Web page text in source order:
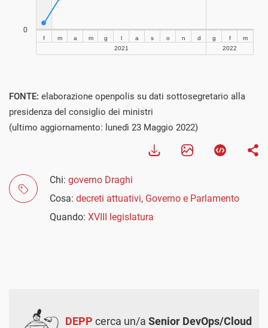
FONTE: elaborazione openpolis su dati sottosegretario alla
presidenza del consiglio dei ministri
(ultimo aggiornamento: lunedì 23 Maggio 2022)
Chi: governo Draghi
Cosa: decreti attuativi, Governo e Parlamento
Quando: XVIII legislatura
DEPP cerca un/a Senior DevOps/Cloud